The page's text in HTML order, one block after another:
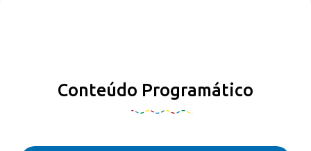
Conteúdo Programático